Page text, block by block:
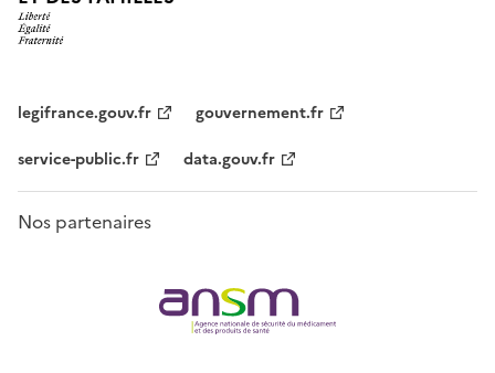
legifrance.gouv.fr
gouvernement.fr
service-public.fr
data.gouv.fr
Nos partenaires